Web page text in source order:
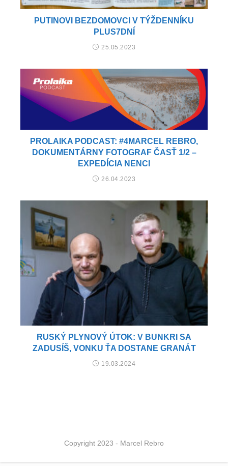
PUTINOVI BEZDOMOVCI V TÝŽDENNÍKU
PLUS7DNÍ
25.05.2023
PROLAIKA PODCAST: #4MARCEL REBRO,
DOKUMENTÁRNY FOTOGRAF ČASŤ 1/2 –
EXPEDÍCIA NENCI
26.04.2023
RUSKÝ PLYNOVÝ ÚTOK: V BUNKRI SA
ZADUSÍŠ, VONKU ŤA DOSTANE GRANÁT
19.03.2024
Copyright 2023 - Marcel Rebro